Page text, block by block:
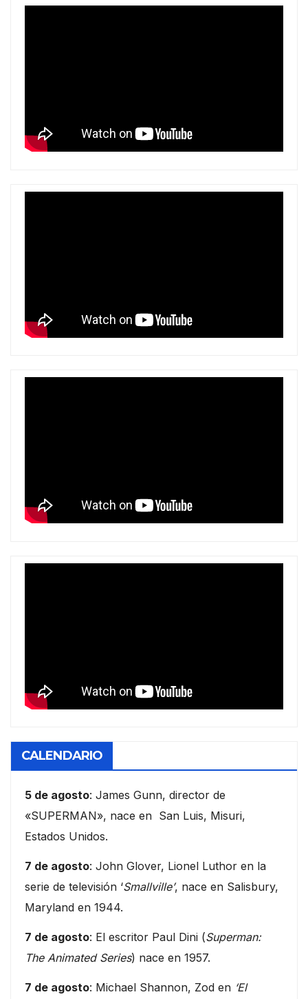
CALENDARIO
5 de agosto: James Gunn, director de
«SUPERMAN», nace en San Luis, Misuri,
Estados Unidos.
7 de agosto: John Glover, Lionel Luthor en la
serie de televisión ‘Smallville’, nace en Salisbury,
Maryland en 1944.
7 de agosto: El escritor Paul Dini (Superman:
The Animated Series) nace en 1957.
7 de agosto: Michael Shannon, Zod en ‘El